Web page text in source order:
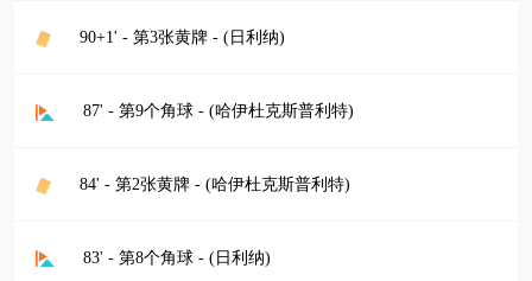
90+1' - 第3张黄牌 - (日利纳)
87' - 第9个角球 - (哈伊杜克斯普利特)
84' - 第2张黄牌 - (哈伊杜克斯普利特)
83' - 第8个角球 - (日利纳)